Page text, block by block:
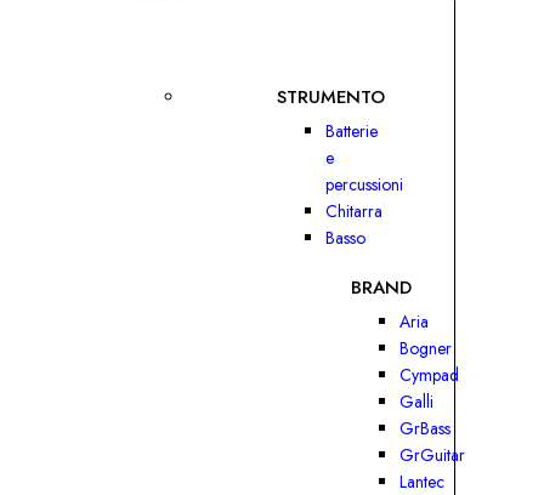
STRUMENTO
Batterie
e
percussioni
Chitarra
Basso
BRAND
Aria
Bogner
Cympad
Galli
GrBass
GrGuitar
Lantec